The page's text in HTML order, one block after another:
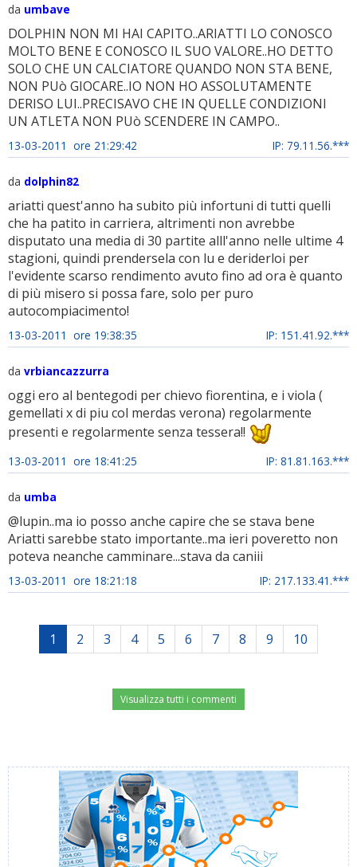
da umbave
DOLPHIN NON MI HAI CAPITO..ARIATTI LO CONOSCO
MOLTO BENE E CONOSCO IL SUO VALORE..HO DETTO
SOLO CHE UN CALCIATORE QUANDO NON STA BENE,
NON PUò GIOCARE..IO NON HO ASSOLUTAMENTE
DERISO LUI..PRECISAVO CHE IN QUELLE CONDIZIONI
UN ATLETA NON PUò SCENDERE IN CAMPO..
13-03-2011 ore 21:29:42 IP: 79.11.56.***
da dolphin82
ariatti quest'anno ha subito più infortuni di tutti quelli
che ha patito in carriera, altrimenti non avrebbe
disputato una media di 30 partite alll'anno nelle ultime 4
stagioni, quindi prendersela con lu e deriderloi per
l'evidente scarso rendimento avuto fino ad ora è quanto
di più misero si possa fare, solo per puro
autocompiacimento!
13-03-2011 ore 19:38:35 IP: 151.41.92.***
da vrbiancazzurra
oggi ero al bentegodi per chievo fiorentina, e i viola (
gemellati x di piu col merdas verona) regolarmente
presenti e regolarmente senza tessera!!
13-03-2011 ore 18:41:25 IP: 81.81.163.***
da umba
@lupin..ma io posso anche capire che se stava bene
Ariatti sarebbe stato importante..ma ieri poveretto non
poteva neanche camminare...stava da caniii
13-03-2011 ore 18:21:18 IP: 217.133.41.***
1 2 3 4 5 6 7 8 9 10
Visualizza tutti i commenti